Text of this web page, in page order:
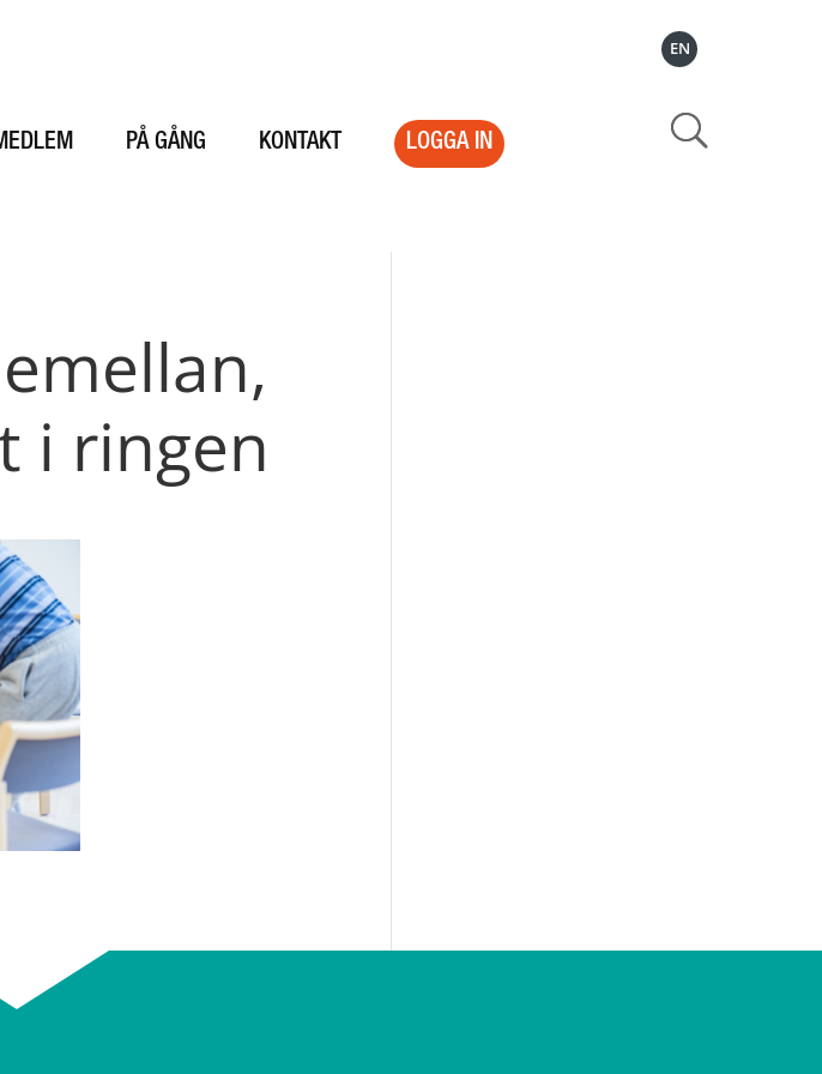
EN
PÅ GÅNG KONTAKT LOGGA IN
i ringen